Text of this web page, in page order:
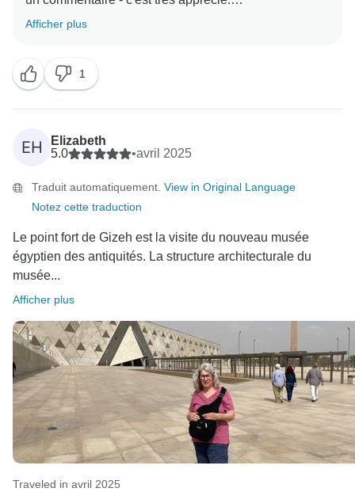
Afficher plus
1
EH
Elizabeth
5.0
•avril 2025
Traduit automatiquement. View in Original Language
Notez cette traduction
Le point fort de Gizeh est la visite du nouveau musée
égyptien des antiquités. La structure architecturale du
musée...
Afficher plus
Traveled in avril 2025